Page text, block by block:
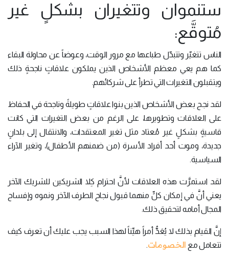
ستنموان وتتغيران بشكلٍ غير
مُتوقَّع:
الناس تتغيّر وتتبدّل طباعها مع مرور الوقت، وعوضاً عن محاولة البقاء
كما هم يعي معظم الأشخاص الذين يملكون علاقاتٍ ناجحةٍ ذلك
ويتقبلون التغيرات التي تطرأ على شركائهم.
لقد نجح بعض الأشخاص الذين بنوا علاقاتٍ طويلةً وناجحة في الحفاظ
على العلاقات وتطويرها، على الرغم من بعض التغيرات التي كانت
قاسيةٍ بشكلٍ غير مُعتاد مثل تغير المعتقدات، والانتقال إلى بلدانٍ
جديدة، وموت أحد أفراد الأسرة (من ضمنهم الأطفال)، وتغير الآراء
السياسية.
لقد استمرَّت هذه العلاقات لأنَّ احترام كِلا الشريكين للشريك الآخر
يعني أنَّ في إمكان كلٍّ منهما قبول نجاح الطرف الآخر ونموه وإفساح
المجال أمامه لتحقيق ذلك.
إنَّ القيام بذلك لا يُعَدُّ أمراً هيِّناً لهذا السبب يجب عليك أن تعرف كيف
تتعامل مع الخصومات.